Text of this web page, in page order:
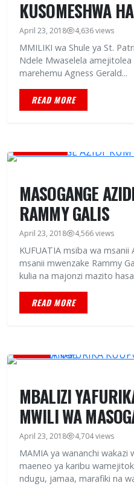
KUSOMESHWA
April 23, 2018 4,636 views
MMILIKI wa Shule ya St.
Ndele Mwaselela
marehemu Agness Gerald...
READ MORE
MASOGANGE
RAMMY GALIS
April 23, 2018 4,566 views
KUFUATIA msiba wa msanii
msanii mwenzake Rammy
kulia na majonzi mazito
READ MORE
MBALIZI
MWILI WA
April 23, 2018 4,704 views
MAMIA ya wananchi wakazi
maeneo ya karibu
ndugu, jamaa, marafiki na